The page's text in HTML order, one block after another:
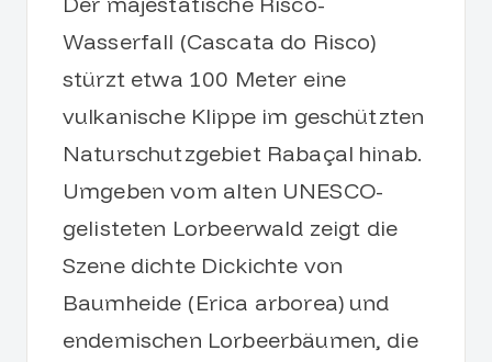
Wasserfall (Cascata do Risco)
stürzt etwa 100 Meter eine
vulkanische Klippe im geschützten
Naturschutzgebiet Rabaçal hinab.
Umgeben vom alten UNESCO-
gelisteten Lorbeerwald zeigt die
Szene dichte Dickichte von
Baumheide (Erica arborea) und
endemischen Lorbeerbäumen, die